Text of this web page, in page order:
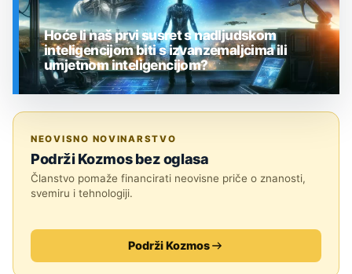
Hoće li naš prvi susret s nadljudskom
inteligencijom biti s izvanzemaljcima ili
umjetnom inteligencijom?
NEOVISNO NOVINARSTVO
Podrži Kozmos bez oglasa
Članstvo pomaže financirati neovisne priče o znanosti,
svemiru i tehnologiji.
Podrži Kozmos